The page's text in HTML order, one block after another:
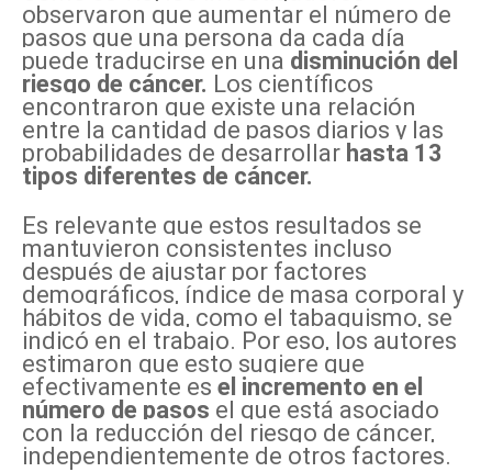
observaron que aumentar el número de
pasos que una persona da cada día
puede traducirse en una disminución del
riesgo de cáncer. Los científicos
encontraron que existe una relación
entre la cantidad de pasos diarios y las
probabilidades de desarrollar hasta 13
tipos diferentes de cáncer.
Es relevante que estos resultados se
mantuvieron consistentes incluso
después de ajustar por factores
demográficos, índice de masa corporal y
hábitos de vida, como el tabaquismo, se
indicó en el trabajo. Por eso, los autores
estimaron que esto sugiere que
efectivamente es el incremento en el
número de pasos el que está asociado
con la reducción del riesgo de cáncer,
independientemente de otros factores.